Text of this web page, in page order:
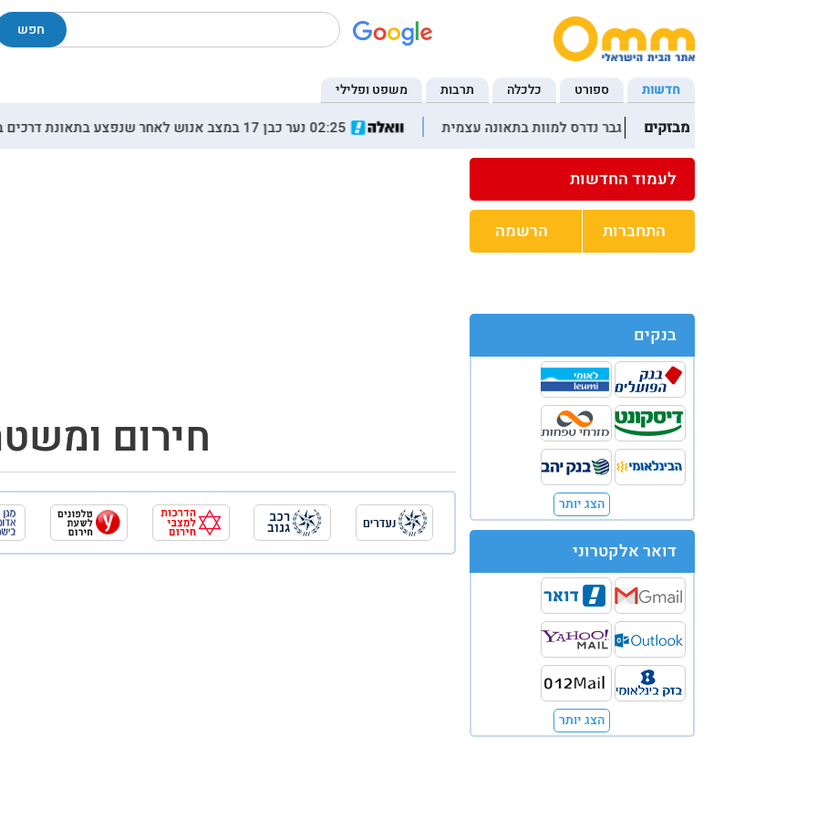
חפש
חדשות ספורט כלכלה תרבות משפט ופלילי
מבזקים 02:25 נער כבן 17 במצב אנוש לאחר שנפצע בתאונת דרכים בערערה בנגב
לעמוד החדשות
התחברות הרשמה
בנקים
הצג יותר
דואר אלקטרוני
הצג יותר
חירום